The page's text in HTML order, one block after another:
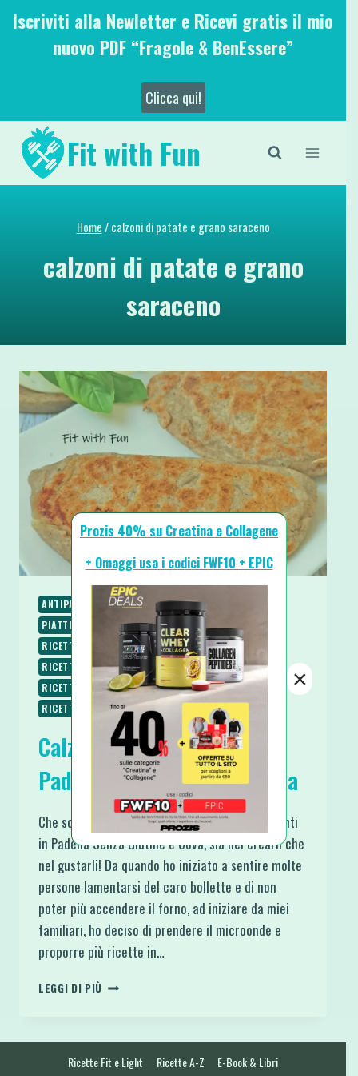
SaltaIscriviti alla Newletter e Ricevi gratis il mio
nuovo PDF “Fragole & BenEssere”
Clicca qui!
Fit with Fun
Home/ calzoni di patate e grano saraceno
calzoni di patate e grano
saraceno
ANTIPASTI E STUZZICHINI
PIATTI UNICI
PIATTI VELOCI
RICETTE
RICETTE BASE
RICETTE SALATE
RICETTE SENZA BURRO
RICETTE SENZA GLUTINE
RICETTE SENZA LATTOSIO
RICETTE SENZA UOVA
RICETTE VEGANE
RICETTE VEGETARIANE
Calzoni di Patate Filanti in
Padella Senza Glutine e Uova
Che soddisfazione questi Calzoni di Patate Filanti
in Padella Senza Glutine e Uova, sia nel crearli che
nel gustarli! Da quando ho iniziato a sentire molte
persone lamentarsi del caro bollette e di non
poter più accendere il forno, ad iniziare da miei
familiari, ho deciso di prendere il microonde e
proporre più ricette in…
LEGGI DI PIÙ CALZONI
PADELLA
Ricette Fit e Light Ricette A-Z E-Book & Libri
Prozis 40% su Creatina e Collagene
+ Omaggi usa i codici FWF10 + EPIC
×